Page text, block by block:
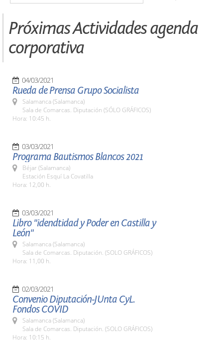
Próximas Actividades agenda
corporativa
04/03/2021
Rueda de Prensa Grupo Socialista
Salamanca (Salamanca)
Sala de Comarcas. Diputación (SÓLO GRÁFICOS)
Hora: 10:45 h.
03/03/2021
Programa Bautismos Blancos 2021
Béjar (Salamanca)
Estación Esquí La Covatilla
Hora: 12,00 h.
03/03/2021
Libro "idendtidad y Poder en Castilla y
León"
Salamanca (Salamanca)
Sala de Comarcas. Diputación. (SOLO GRÁFICOS)
Hora: 11,00 h.
02/03/2021
Convenio Diputación-JUnta CyL.
Fondos COVID
Salamanca (Salamanca)
Sala de Comarcas. Diputación. (SOLO GRÁFICOS)
Hora: 10:15 h.